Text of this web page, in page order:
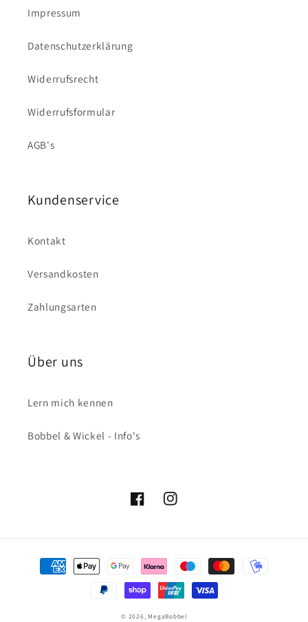
Impressum
Datenschutzerklärung
Widerrufsrecht
Widerrufsformular
AGB's
Kundenservice
Kontakt
Versandkosten
Zahlungsarten
Über uns
Lern mich kennen
Bobbel & Wickel - Info's
FacebookInstagram
Zahlungsmethoden
© 2026,MegaBobbel